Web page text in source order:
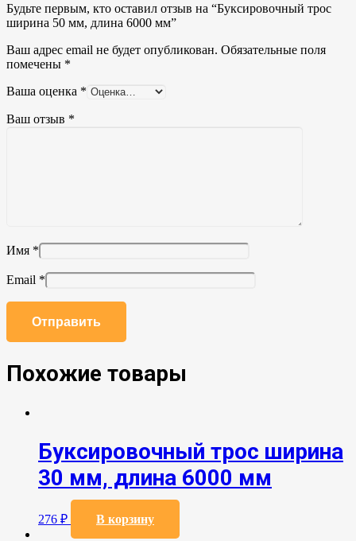
Будьте первым, кто оставил отзыв на “Буксировочный трос
ширина 50 мм, длина 6000 мм”
Ваш адрес email не будет опубликован. Обязательные поля
помечены *
Ваша оценка *
Ваш отзыв *
Имя *
Email *
Похожие товары
Буксировочный трос ширина
30 мм, длина 6000 мм
276 ₽ В корзину